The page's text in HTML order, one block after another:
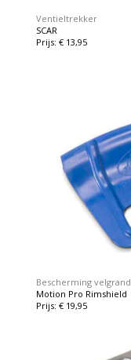
Ventieltrekker
SCAR
Prijs: € 13,95
Bescherming velgrand
Motion Pro Rimshield
Prijs: € 19,95